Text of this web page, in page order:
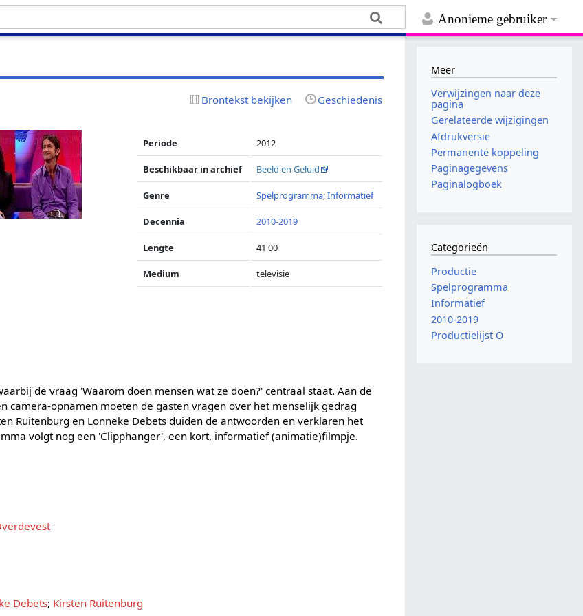
Anonieme gebruiker
Brontekst bekijken Geschiedenis
Periode 2012
Beschikbaar in archief Beeld en Geluid
Genre Spelprogramma;Informatief
Decennia 2010-2019
Lengte 41'00
Medium televisie
de vraag 'Waarom doen mensen wat ze doen?' centraal staat. Aan de
camera-opnamen moeten de gasten vragen over het menselijk gedrag
Ruitenburg en Lonneke Debets duiden de antwoorden en verklaren het
volgt nog een 'Clipphanger', een kort, informatief (animatie)filmpje.
Debets; Kirsten Ruitenburg
Meer
Verwijzingen naar deze
pagina
Gerelateerde wijzigingen
Afdrukversie
Permanente koppeling
Paginagegevens
Paginalogboek
Categorieën
Productie
Spelprogramma
Informatief
2010-2019
Productielijst O